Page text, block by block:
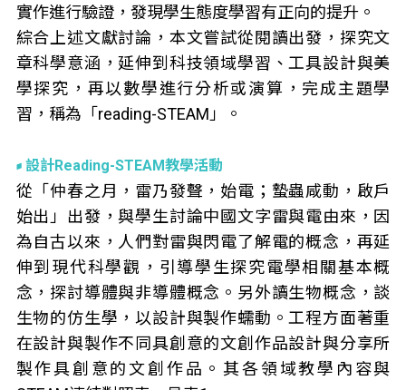
實作進行驗證，發現學生態度學習有正向的提升。
綜合上述文獻討論，本文嘗試從閱讀出發，探究文
章科學意涵，延伸到科技領域學習、工具設計與美
學探究，再以數學進行分析或演算，完成主題學
習，稱為「reading-STEAM」。
設計Reading-STEAM教學活動
從「仲春之月，雷乃發聲，始電；蟄蟲咸動，啟戶
始出」出發，與學生討論中國文字雷與電由來，因
為自古以來，人們對雷與閃電了解電的概念，再延
伸到現代科學觀，引導學生探究電學相關基本概
念，探討導體與非導體概念。另外讀生物概念，談
生物的仿生學，以設計與製作蠕動。工程方面著重
在設計與製作不同具創意的文創作品設計與分享所
製作具創意的文創作品。其各領域教學內容與